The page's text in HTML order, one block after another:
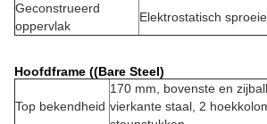
Geconstrueerd
oppervlak
Elektrostatisch
Hoofdframe ((Bare Steel)
Top bekendheid
170 mm, bovenste en
vierkante staal, 2